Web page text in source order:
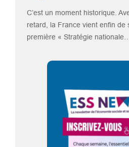
C’est un moment historique.
retard, la France vient enfin de
première « Stratégie nationale…